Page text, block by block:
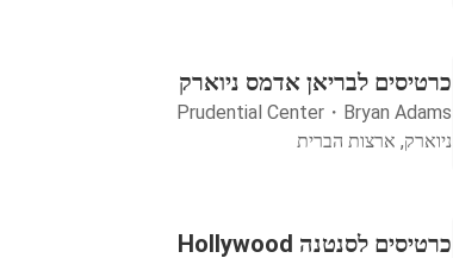
כרטיסים לבריאן אדמס ניוארק
Bryan Adams
・
Prudential Center
ניוארק, ארצות הברית
כרטיסים לסנטנה Hollywood